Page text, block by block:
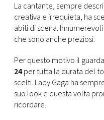
La cantante, sempre
creativa e irrequieta, ha
abiti di scena.
che sono anche preziosi.
Per questo motivo il
24per tutta la durata del
scelti. Lady Gaga ha
suo look e questa volta
ricordare.